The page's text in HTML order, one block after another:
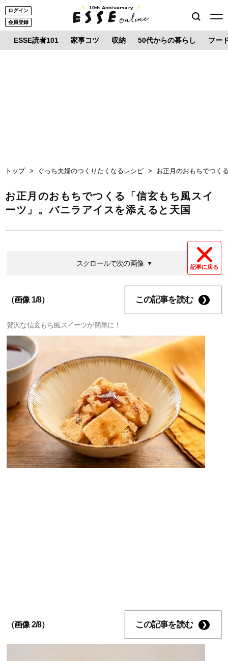
ログイン
会員登録
10th Anniversary
ESSE読者101 家事コツ 収納 50代からの暮らし フー
トップ ぐっち夫婦のつくりたくなるレシピ お正月のおもちでつく
お正月のおもちでつくる「信玄もち風スイ
ーツ」。バニラアイスを添えると天国
記事に戻る
スクロールで次の画像
（画像 1/8） この記事を読む
贅沢な信玄もち風スイーツが簡単に！
（画像 2/8） この記事を読む